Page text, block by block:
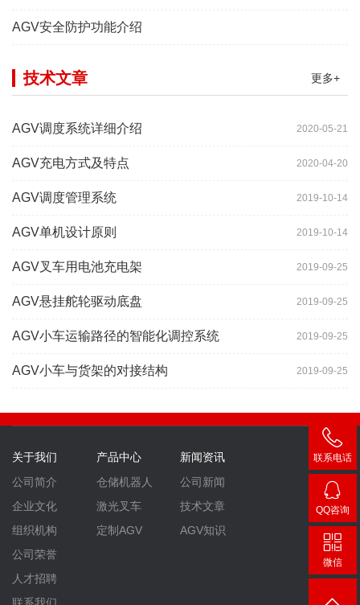
AGV安全防护功能介绍
更多+
技术文章
2020-05-21
AGV调度系统详细介绍
2020-04-20
AGV充电方式及特点
2019-10-14
AGV调度管理系统
2019-10-14
AGV单机设计原则
2019-09-25
AGV叉车用电池充电架
2019-09-25
AGV悬挂舵轮驱动底盘
2019-09-25
AGV小车运输路径的智能化调控系统
2019-09-25
AGV小车与货架的对接结构
关于我们
公司简介
企业文化
组织机构
公司荣誉
人才招聘
产品中心
仓储机器人
激光叉车
定制AGV
新闻资讯
公司新闻
技术文章
AGV知识
联系电话
400-
007-
3860
QQ咨询
微信